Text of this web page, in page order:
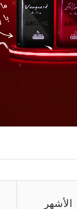
الأشهر